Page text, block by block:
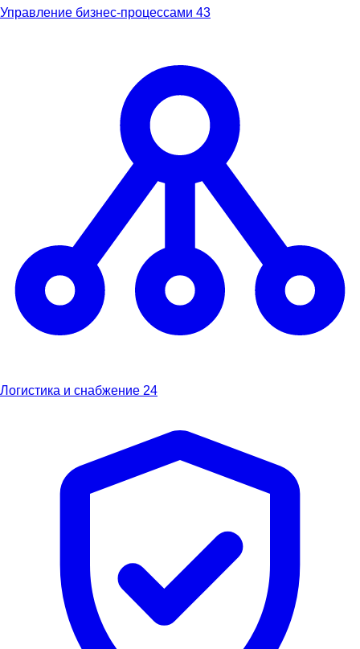
Управление бизнес-процессами 43
Логистика и снабжение 24